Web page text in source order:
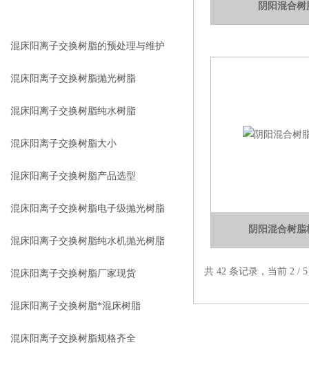
混床阳离子交换树脂的预处理与维护
混床阳离子交换树脂抛光树脂
混床阳离子交换树脂纯水树脂
混床阳离子交换树脂大小
混床阳离子交换树脂产品选型
混床阳离子交换树脂电子级抛光树脂
混床阳离子交换树脂纯水机抛光树脂
混床阳离子交换树脂厂家现货
混床阳离子交换树脂*混床树脂
混床阳离子交换树脂规格齐全
阴阳混合
阴阳混合树
共 42 条记录，当前 2 /